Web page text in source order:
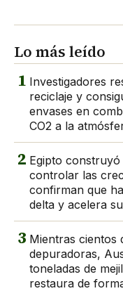
Lo más leído
1 Investigadores
reciclaje y
envases en
CO2 a la
2 Egipto
controlar las
confirman que
delta y acelera
3 Mientras cientos
depuradoras,
toneladas de
restaura de